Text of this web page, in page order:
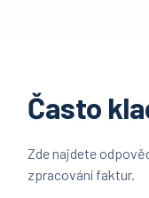
Často
Zde najdete
zpracování faktur.